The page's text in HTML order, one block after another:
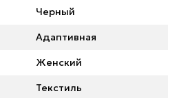
Черный
Адаптивная
Женский
Текстиль